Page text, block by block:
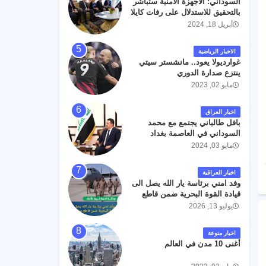
رحمته ، و انا لله وانا اليه راجعون .
بالتحقيق للاستدلال على رفات كايلا
مولرأبريل 18, 2024
الاخبار الرياضية
غوارديولا يعود.. مانشستر سيتي
ينتزع صدارة الدوري
مايو 02, 2023
اخبار العراق
بافل طالباني يجتمع مع محمد
السوداني في العاصمة بغداد
مايو 03, 2024
اخبار العراقية
وفد امني برئاسة يار الله يصل الى
قيادة القوة البحرية ضمن قاطع
عمليات البصرة .
يوليو 13, 2026
اخبار منوعة
أغنى 10 مدن في العالم